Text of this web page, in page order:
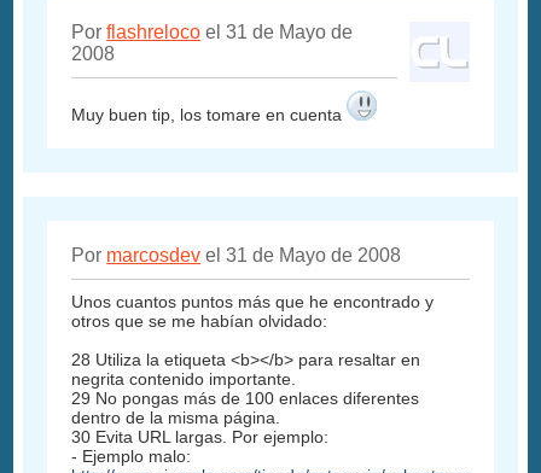
Porflashreloco el 31 de Mayo de
2008
Muy buen tip, los tomare en cuenta
Por marcosdev el 31 de Mayo de 2008
Unos cuantos puntos más que he encontrado y
otros que se me habían olvidado:
28 Utiliza la etiqueta <b></b> para resaltar en
negrita contenido importante.
29 No pongas más de 100 enlaces diferentes
dentro de la misma página.
30 Evita URL largas. Por ejemplo:
- Ejemplo malo: